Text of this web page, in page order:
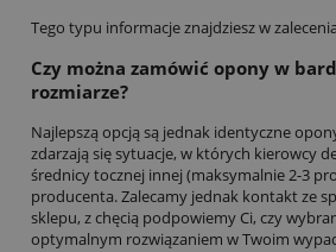
Tego typu informacje znajdziesz w
Czy można zamówić opony w
rozmiarze?
Najlepszą opcją są jednak identyczne
zdarzają się sytuacje, w których kierowcy
średnicy tocznej innej (maksymalnie 2-3
producenta. Zalecamy jednak kontakt ze
sklepu, z chęcią podpowiemy Ci, czy
optymalnym rozwiązaniem w Twoim